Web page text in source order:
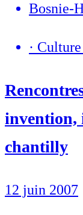
Bosnie-
·
invention,
chantilly
12 juin 2007